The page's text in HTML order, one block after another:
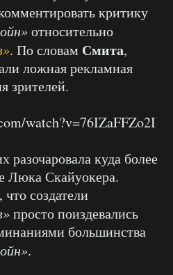
критику
относительно
. По словам Смита,
ложная рекламная
зрителей.
watch?v=76IZaFFZo2I
разочаровала куда более
Люка Скайуокера.
что создатели
просто поиздевались
большинства
.